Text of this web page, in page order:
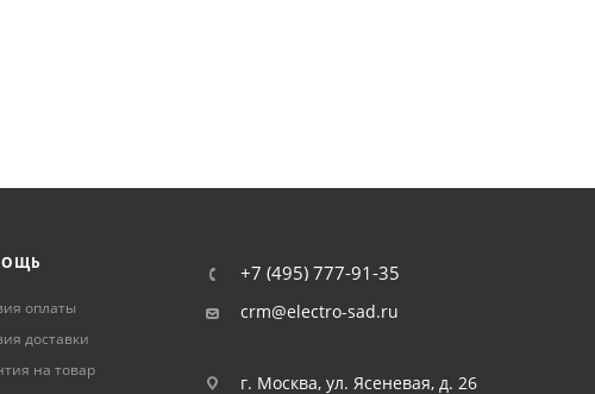
оплаты
доставки
на товар
+7 (495) 777-91-35
crm@electro-sad.ru
г. Москва, ул. Ясеневая, д. 26